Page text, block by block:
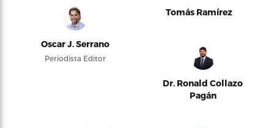
Oscar J. Serrano
Periodista Editor
Tomás Ramírez
Dr. Ronald Collazo
Pagán